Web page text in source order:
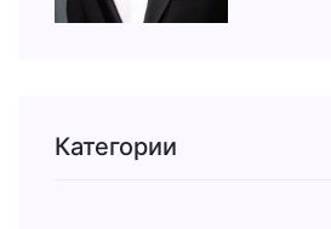
Категории